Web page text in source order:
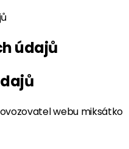
údajů
webu miksátko